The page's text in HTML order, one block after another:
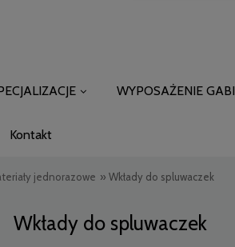
WYPOSAŻENIE
Kontakt
jednorazowe » Wkłady do spluwaczek
Wkłady do spluwaczek